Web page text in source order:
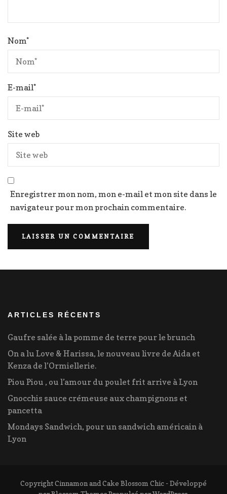
Nom*
E-mail*
Site web
Enregistrer mon nom, mon e-mail et mon site dans le
navigateur pour mon prochain commentaire.
ARTICLES RÉCENTS
Gaufre salée à la pomme de terre pour le brunch
On a lu Love & Harissa, le nouveau livre de Aida et
Kenza de l’Ormiellerie.
Piou Piou , ou l’amour du poulet frit arrive à Lyon
Gnocchis sauce crémeuse aux champignons et
pancetta
Mondays Sandwich, pour un sandwich américain à
Lyon
Copyright Cinnamon and Cake Blossom Chic - Développé